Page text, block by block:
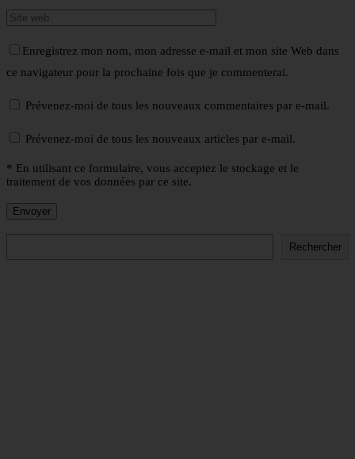
Enregistrez mon nom, mon adresse e-mail et mon site Web dans
ce navigateur pour la prochaine fois que je commenterai.
Prévenez-moi de tous les nouveaux commentaires par e-mail.
Prévenez-moi de tous les nouveaux articles par e-mail.
* En utilisant ce formulaire, vous acceptez le stockage et le
traitement de vos données par ce site.
Rechercher